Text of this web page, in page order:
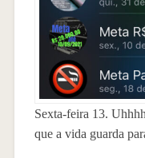
Sexta-feira 13.
que a vida guarda